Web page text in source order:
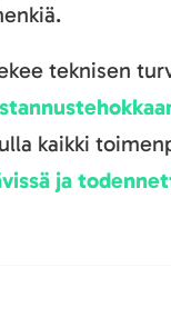
teknisen
kaikki
ja